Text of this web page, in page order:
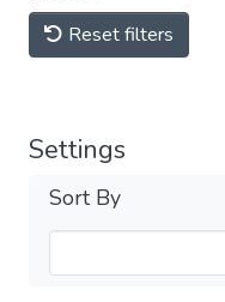
Reset filters
Settings
Sort By